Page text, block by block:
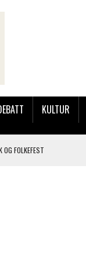
KULTUR
OG FOLKEFEST